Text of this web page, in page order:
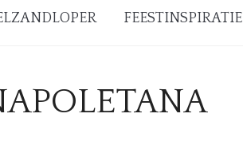
FEESTINSPIRATIE